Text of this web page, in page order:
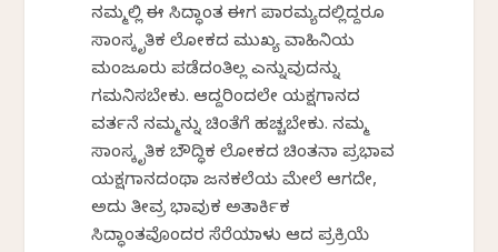
ನಮ್ಮಲ್ಲಿ ಈ ಸಿದ್ಧಾಂತ ಈಗ ಪಾರಮ್ಯದಲ್ಲಿದ್ದರೂ
ಸಾಂಸ್ಕೃತಿಕ ಲೋಕದ ಮುಖ್ಯ ವಾಹಿನಿಯ
ಮಂಜೂರು ಪಡೆದಂತಿಲ್ಲ ಎನ್ನುವುದನ್ನು
ಗಮನಿಸಬೇಕು. ಆದ್ದರಿಂದಲೇ ಯಕ್ಷಗಾನದ
ವರ್ತನೆ ನಮ್ಮನ್ನು ಚಿಂತೆಗೆ ಹಚ್ಚಬೇಕು. ನಮ್ಮ
ಸಾಂಸ್ಕೃತಿಕ ಬೌದ್ಧಿಕ ಲೋಕದ ಚಿಂತನಾ ಪ್ರಭಾವ
ಯಕ್ಷಗಾನದಂಥಾ ಜನಕಲೆಯ ಮೇಲೆ ಆಗದೇ,
ಅದು ತೀವ್ರ ಭಾವುಕ ಅತಾರ್ಕಿಕ
ಸಿದ್ಧಾಂತವೊಂದರ ಸೆರೆಯಾಳು ಆದ ಪ್ರಕ್ರಿಯೆ